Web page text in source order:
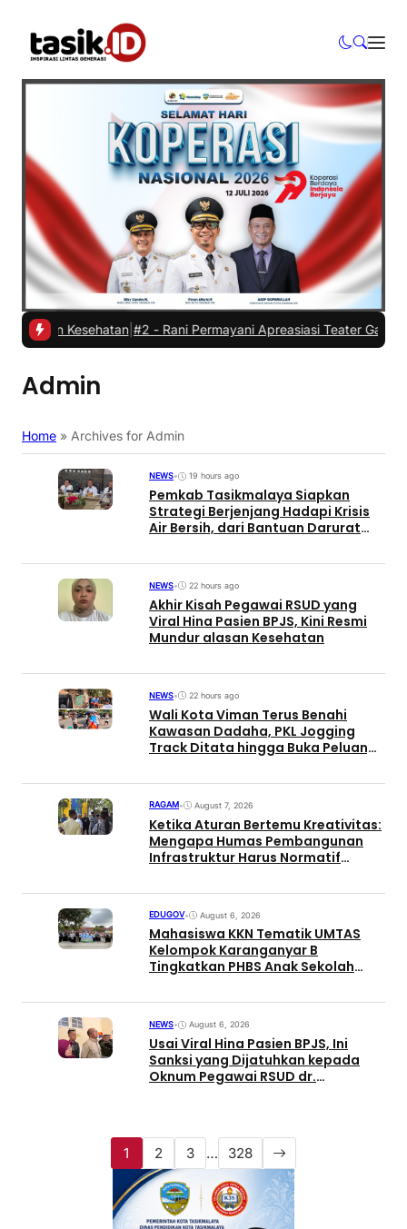
Kesehatan|#2 -Rani Permayani Apreasiasi Teater Gawe
Admin
Home » Archives for Admin
NEWS• 19 hours ago
Pemkab Tasikmalaya Siapkan
Strategi Berjenjang Hadapi Krisis
Air Bersih, dari Bantuan Darurat
NEWS• 22 hours ago
Akhir Kisah Pegawai RSUD yang
Viral Hina Pasien BPJS, Kini Resmi
Mundur alasan Kesehatan
NEWS• 22 hours ago
Wali Kota Viman Terus Benahi
Kawasan Dadaha, PKL Jogging
Track Ditata hingga Buka Peluang
RAGAM• August 7, 2026
Ketika Aturan Bertemu Kreativitas:
Mengapa Humas Pembangunan
Infrastruktur Harus Normatif
EDUGOV• August 6, 2026
Mahasiswa KKN Tematik UMTAS
Kelompok Karanganyar B
Tingkatkan PHBS Anak Sekolah
dan GEMAS
NEWS• August 6, 2026
Usai Viral Hina Pasien BPJS, Ini
Sanksi yang Dijatuhkan kepada
Oknum Pegawai RSUD dr.
1 2 3 … 328